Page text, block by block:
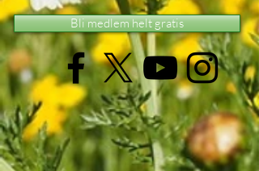
Bli medlem helt gratis